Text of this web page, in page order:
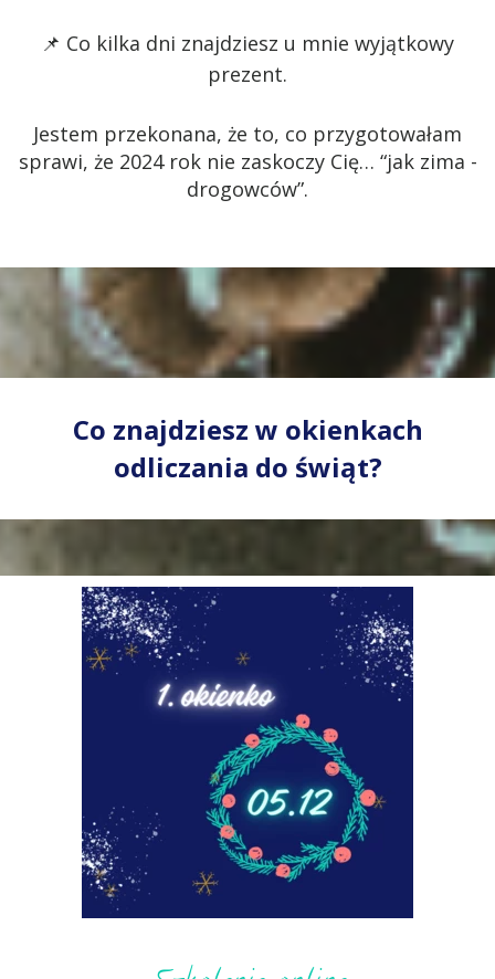
Co znajdziesz w okienkach
odliczania do świąt?
📌 Co kilka dni znajdziesz u mnie wyjątkowy
prezent.
Jestem przekonana, że to, co przygotowałam
sprawi, że 2024 rok nie zaskoczy Cię… “jak zima -
drogowców”.